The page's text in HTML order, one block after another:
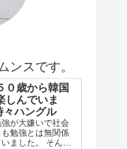
ンスです。
０歳から韓国
しんでいま
々ハングル
が大嫌いで社会
勉強とは無関係
ました。 そんな